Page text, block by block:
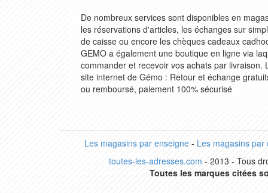
De nombreux services sont disponibles en
les réservations d'articles, les échanges sur
de caisse ou encore les chèques cadeaux
GEMO a également une boutique en ligne via
commander et recevoir vos achats par livraison.
site internet de Gémo : Retour et échange
ou remboursé, paiement 100% sécurisé
Les magasins par enseigne- Les magasins par
toutes-les-adresses.com - 2013 - Tous
Toutes les marques citées